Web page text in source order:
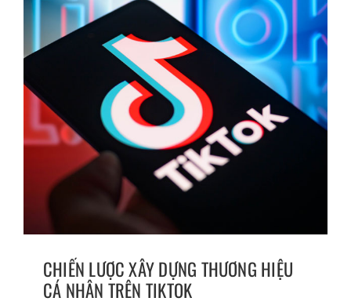
CHIẾN LƯỢC XÂY DỰNG THƯƠNG HIỆU
CÁ NHÂN TRÊN TIKTOK